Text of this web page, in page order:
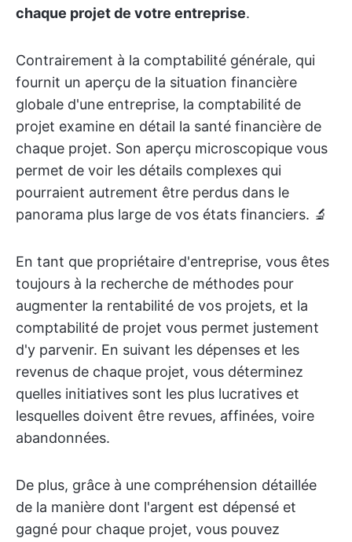
chaque projet de votre entreprise.
Contrairement à la comptabilité générale, qui
fournit un aperçu de la situation financière
globale d'une entreprise, la comptabilité de
projet examine en détail la santé financière de
chaque projet. Son aperçu microscopique vous
permet de voir les détails complexes qui
pourraient autrement être perdus dans le
panorama plus large de vos états financiers. 🔬
En tant que propriétaire d'entreprise, vous êtes
toujours à la recherche de méthodes pour
augmenter la rentabilité de vos projets, et la
comptabilité de projet vous permet justement
d'y parvenir. En suivant les dépenses et les
revenus de chaque projet, vous déterminez
quelles initiatives sont les plus lucratives et
lesquelles doivent être revues, affinées, voire
abandonnées.
De plus, grâce à une compréhension détaillée
de la manière dont l'argent est dépensé et
gagné pour chaque projet, vous pouvez